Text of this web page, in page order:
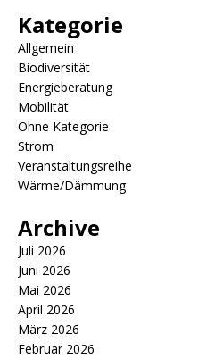
Kategorie
Allgemein
Biodiversität
Energieberatung
Mobilität
Ohne Kategorie
Strom
Veranstaltungsreihe
Wärme/Dämmung
Archive
Juli 2026
Juni 2026
Mai 2026
April 2026
März 2026
Februar 2026